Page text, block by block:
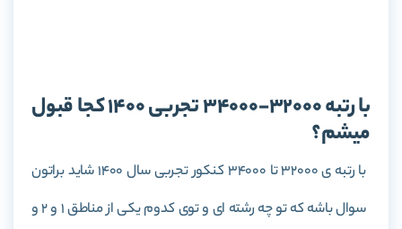
با رتبه 32000-34000 تجربی 1400 کجا قبول
میشم؟
با رتبه ی 32000 تا 34000 کنکور تجربی سال 1400 شاید براتون
سوال باشه که تو چه رشته ای و توی کدوم یکی از مناطق 1 و 2 و